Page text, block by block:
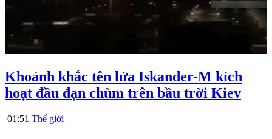
Khoảnh khắc tên lửa Iskander-M kích
hoạt đầu đạn chùm trên bầu trời Kiev
01:51 Thế giới